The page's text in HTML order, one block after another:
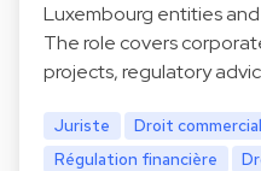
Luxembourg entities
The role covers
projects, regulatory
Juriste
Droit
Régulation financière